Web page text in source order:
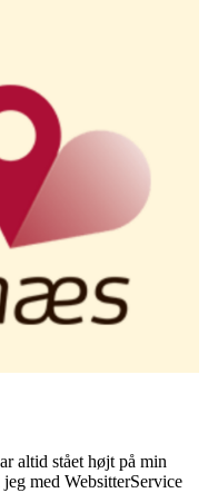
altid stået højt på min
med WebsitterService